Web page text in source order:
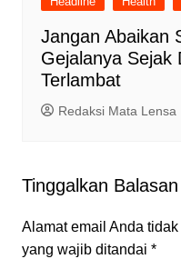
Jangan Abaikan
Gejalanya Sejak
Terlambat
Redaksi Mata Lensa
Tinggalkan Balasan
Alamat email Anda
yang wajib ditandai *